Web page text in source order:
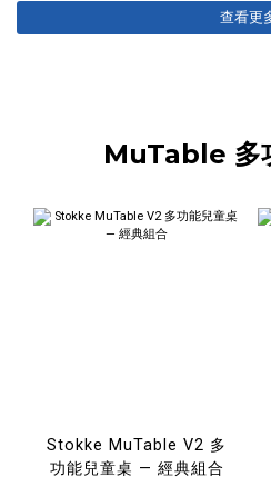
查看更
MuTable 多
Stokke MuTable V2 多
功能兒童桌 — 經典組合